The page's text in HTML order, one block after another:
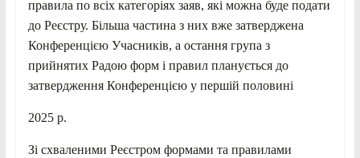
правила по всіх категоріях заяв, які можна буде подати
до Реєстру. Більша частина з них вже затверджена
Конференцією Учасників, а остання група з
прийнятих Радою форм і правил планується до
затвердження Конференцією у першій половині
2025 р.
Зі схваленими Реєстром формами та правилами